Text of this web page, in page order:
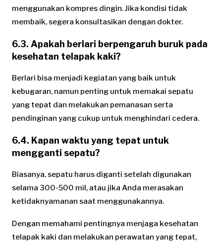
menggunakan kompres dingin. Jika kondisi tidak
membaik, segera konsultasikan dengan dokter.
6.3. Apakah berlari berpengaruh buruk pada
kesehatan telapak kaki?
Berlari bisa menjadi kegiatan yang baik untuk
kebugaran, namun penting untuk memakai sepatu
yang tepat dan melakukan pemanasan serta
pendinginan yang cukup untuk menghindari cedera.
6.4. Kapan waktu yang tepat untuk
mengganti sepatu?
Biasanya, sepatu harus diganti setelah digunakan
selama 300-500 mil, atau jika Anda merasakan
ketidaknyamanan saat menggunakannya.
Dengan memahami pentingnya menjaga kesehatan
telapak kaki dan melakukan perawatan yang tepat,